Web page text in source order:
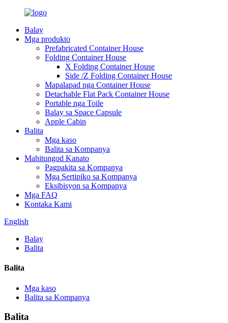
Balay
Mga produkto
Prefabricated Container House
Folding Container House
X Folding Container House
Side /Z Folding Container House
Mapalapad nga Container House
Detachable Flat Pack Container House
Portable nga Toile
Balay sa Space Capsule
Apple Cabin
Balita
Mga kaso
Balita sa Kompanya
Mahitungod Kanato
Pagpakita sa Kompanya
Mga Sertipiko sa Kompanya
Eksibisyon sa Kompanya
Mga FAQ
Kontaka Kami
English
Balay
Balita
Balita
Mga kaso
Balita sa Kompanya
Balita